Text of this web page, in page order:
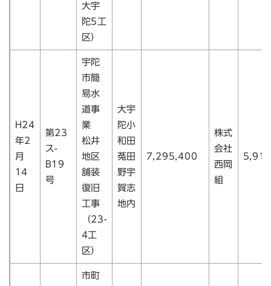
大宇
陀5工
区）
H24
年2
月
14
日
第23
ス-
B19
号
宇陀
市簡
易水
道事
業
松井
地区
舗装
復旧
工事
（23-
4工
区）
大宇
陀小
和田
菟田
野宇
賀志
地内
7,295,400
株式
会社
西岡
組
市町